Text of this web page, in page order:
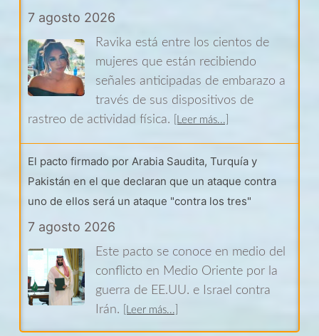
7 agosto 2026
Ravika está entre los cientos de
mujeres que están recibiendo
señales anticipadas de embarazo a
través de sus dispositivos de
rastreo de actividad física.
[Leer más...]
El pacto firmado por Arabia Saudita, Turquía y
Pakistán en el que declaran que un ataque contra
uno de ellos será un ataque "contra los tres"
7 agosto 2026
Este pacto se conoce en medio del
conflicto en Medio Oriente por la
guerra de EE.UU. e Israel contra
Irán.
[Leer más...]